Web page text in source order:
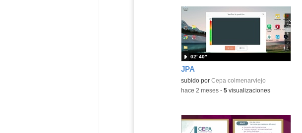
JPA
subido por Cepa colmenarviejo
02′ 40″
-hace 2 meses- 5visualizaciones